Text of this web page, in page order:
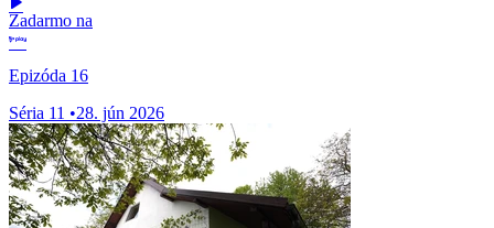
Zadarmo na
Epizóda 16
Séria 11 •28. jún 2026